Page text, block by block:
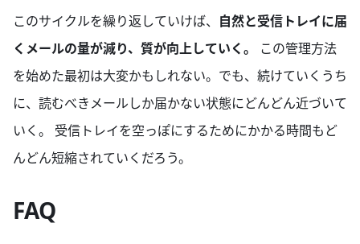
このサイクルを繰り返していけば、 自然と受信トレイに届
くメールの量が減り、質が向上していく。
この管理方法
を始めた最初は大変かもしれない。でも、続けていくうち
に、読むべきメールしか届かない状態にどんどん近づいて
いく。 受信トレイを空っぽにするためにかかる時間もど
んどん短縮されていくだろう。
FAQ